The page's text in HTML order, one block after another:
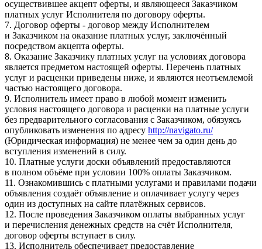
осуществившее акцепт оферты, и являющееся Заказчиком
платных услуг Исполнителя по договору оферты.
7. Договор оферты - договор между Исполнителем
и Заказчиком на оказание платных услуг, заключённый
посредством акцепта оферты.
8. Оказание Заказчику платных услуг на условиях договора
является предметом настоящей оферты. Перечень платных
услуг и расценки приведены ниже, и являются неотъемлемой
частью настоящего договора.
9. Исполнитель имеет право в любой момент изменить
условия настоящего договора и расценки на платные услуги
без предварительного согласования с Заказчиком, обязуясь
опубликовать изменения по адресу http://navigato.ru/
(Юридическая информация) не менее чем за один день до
вступления изменений в силу.
10. Платные услуги доски объявлений предоставляются
в полном объёме при условии 100% оплаты Заказчиком.
11. Ознакомившись с платными услугами и правилами подачи
объявления создаёт объявление и оплачивает услугу через
один из доступных на сайте платёжных сервисов.
12. После проведения Заказчиком оплаты выбранных услуг
и перечисления денежных средств на счёт Исполнителя,
договор оферты вступает в силу.
13. Исполнитель обеспечивает предоставление